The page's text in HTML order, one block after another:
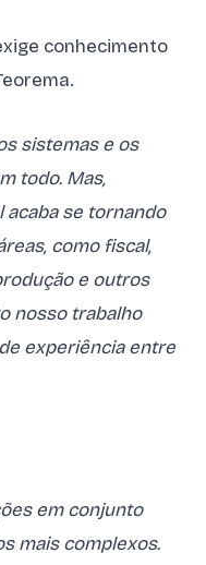
conhecimento
sistemas e os
todo. Mas,
se tornando
como fiscal,
e outros
nosso trabalho
experiência entre
em conjunto
mais complexos.